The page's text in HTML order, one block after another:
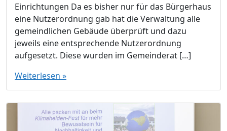
Einrichtungen Da es bisher nur für das Bürgerhaus
eine Nutzerordnung gab hat die Verwaltung alle
gemeindlichen Gebäude überprüft und dazu
jeweils eine entsprechende Nutzerordnung
aufgesetzt. Diese wurden im Gemeinderat […]
Weiterlesen »